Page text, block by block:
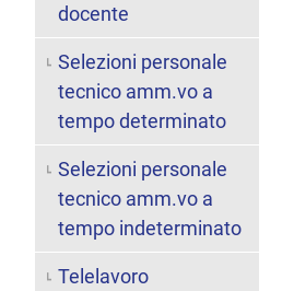
docente
Selezioni personale
tecnico amm.vo a
tempo determinato
Selezioni personale
tecnico amm.vo a
tempo indeterminato
Telelavoro